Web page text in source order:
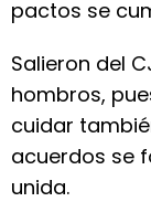
pactos se
Salieron del
hombros,
cuidar
acuerdos se
unida.